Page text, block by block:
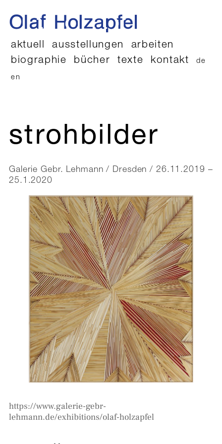
aktuell ausstellungen
arbeiten
biographie
bücher texte kontakt de
en
strohbilder
Galerie Gebr. Lehmann / Dresden / 26.11.2019 –
25.1.2020
https://www.galerie-gebr-
lehmann.de/exhibitions/olaf-holzapfel